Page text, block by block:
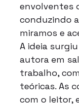
envolventes
conduzindo
miramos e
A ideia
autora em
trabalho,
teóricas. As
com o leitor,